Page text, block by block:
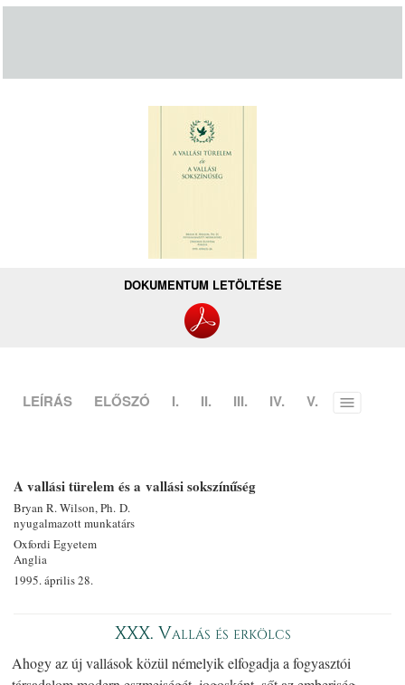
DOKUMENTUM LETÖLTÉSE
LEÍRÁS ELŐSZÓ I. II. III. IV. V. Toggle
A vallási türelem és a vallási sokszínűség
Bryan R. Wilson, Ph. D.
nyugalmazott munkatárs
Oxfordi Egyetem
Anglia
1995. április 28.
XXX. Vallás és erkölcs
Ahogy az új vallások közül némelyik elfogadja a fogyasztói